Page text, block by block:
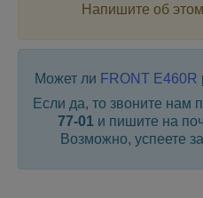
Напишите об
Может ли FRONT E460R
Если да, то звоните нам
77-01и пишите на
Возможно, успеете